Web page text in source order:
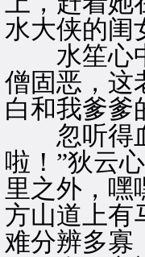
水大侠的闺
水笙心中
僧固恶，这
白和我爹爹
忽听得血
啦！”狄云
里之外，嘿
方山道上有
难分辨多寡